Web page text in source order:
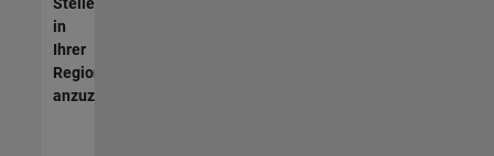
Stellenangebote
in
Ihrer
Region
anzuzeigen.